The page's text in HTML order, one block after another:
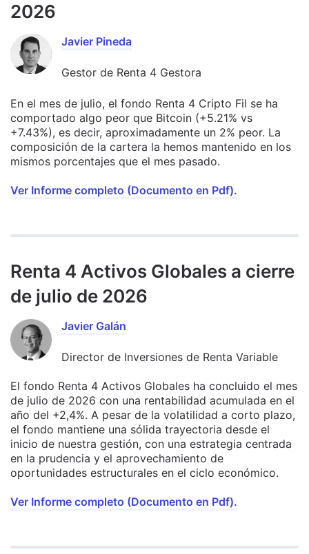
2026
Javier Pineda
Gestor de Renta 4 Gestora
En el mes de julio, el fondo Renta 4 Cripto Fil se ha
comportado algo peor que Bitcoin (+5.21% vs
+7.43%), es decir, aproximadamente un 2% peor. La
composición de la cartera la hemos mantenido en los
mismos porcentajes que el mes pasado.
Ver Informe completo (Documento en Pdf).
Renta 4 Activos Globales a cierre
de julio de 2026
Javier Galán
Director de Inversiones de Renta Variable
El fondo Renta 4 Activos Globales ha concluido el mes
de julio de 2026 con una rentabilidad acumulada en el
año del +2,4%. A pesar de la volatilidad a corto plazo,
el fondo mantiene una sólida trayectoria desde el
inicio de nuestra gestión, con una estrategia centrada
en la prudencia y el aprovechamiento de
oportunidades estructurales en el ciclo económico.
Ver Informe completo (Documento en Pdf).